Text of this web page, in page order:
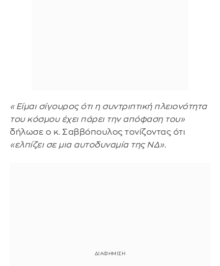
«Είμαι σίγουρος ότι η συντριπτική πλειονότητα
του κόσμου έχει πάρει την απόφαση του»
δήλωσε ο κ. Σαββόπουλος τονίζοντας ότι
«ελπίζει σε μια αυτοδυναμία της ΝΔ».